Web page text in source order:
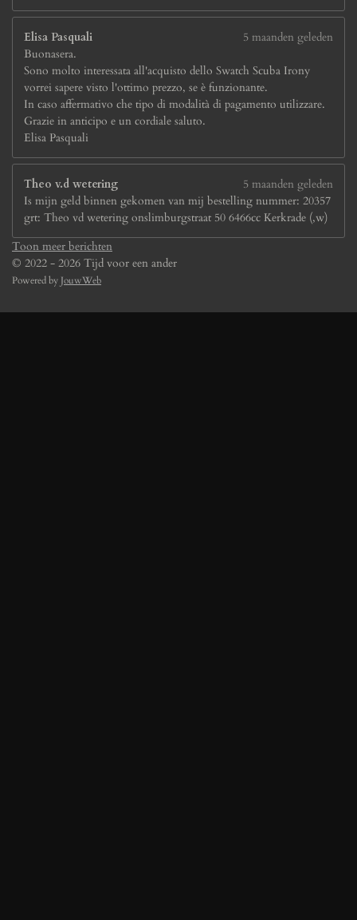
Elisa Pasquali
5 maanden geleden
Buonasera.
Sono molto interessata all'acquisto dello Swatch Scuba Irony
vorrei sapere visto l'ottimo prezzo, se è funzionante.
In caso affermativo che tipo di modalità di pagamento utilizzare.
Grazie in anticipo e un cordiale saluto.
Elisa Pasquali
Theo v.d wetering
5 maanden geleden
Is mijn geld binnen gekomen van mij bestelling nummer: 20357
grt: Theo vd wetering onslimburgstraat 50 6466cc Kerkrade (,w)
Toon meer berichten
© 2022 - 2026 Tijd voor een ander
Powered by JouwWeb